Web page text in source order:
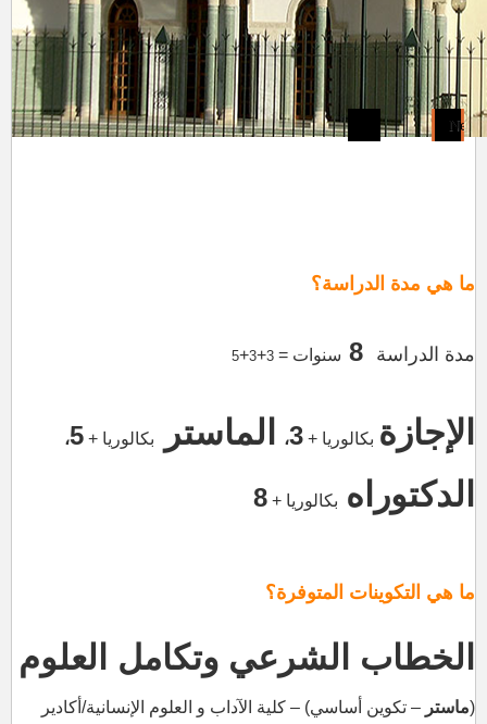
ما هي مدة الدراسة؟
مدة الدراسة 8 سنوات = 3
+
3
+
5
الإجازة بكالوريا + 3، الماستر بكالوريا +
5،
الدكتوراه بكالوريا +
8
ما هي التكوينات المتوفرة؟
الخطاب الشرعي وتكامل العلوم
(ماستر – تكوين أساسي) – كلية الآداب و العلوم الإنسانية/أكادير